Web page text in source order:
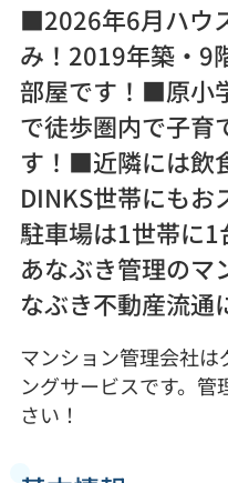
■2026年6月ハウ
み！2019年築・9
部屋です！■原小
で徒歩圏内で子育
す！■近隣には飲
DINKS世帯にも
駐車場は1世帯に
あなぶき管理のマ
なぶき不動産流通
マンション管理会社
ングサービスです。
さい！